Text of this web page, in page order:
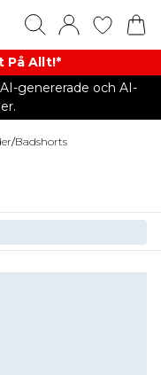
På Allt!*
genererade och AI-
/Badshorts